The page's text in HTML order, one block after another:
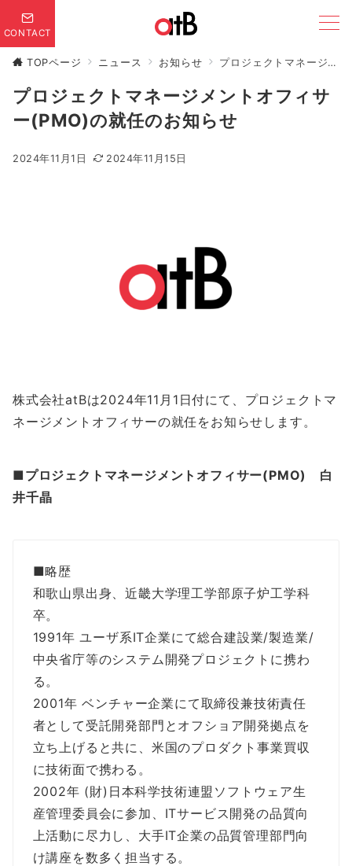
CONTACT
TOPページ ニュース お知らせ プロジェクトマネージメントオフィサー(PMO)の就任のお知らせ
プロジェクトマネージメントオフィサ
ー(PMO)の就任のお知らせ
2024年11月1日 2024年11月15日
株式会社atBは2024年11月1日付にて、プロジェクトマ
ネージメントオフィサーの就任をお知らせします。
■プロジェクトマネージメントオフィサー(PMO) 白
井千晶
■略歴
和歌山県出身、近畿大学理工学部原子炉工学科
卒。
1991年 ユーザ系IT企業にて総合建設業/製造業/
中央省庁等のシステム開発プロジェクトに携わ
る。
2001年 ベンチャー企業にて取締役兼技術責任
者として受託開発部門とオフショア開発拠点を
立ち上げると共に、米国のプロダクト事業買収
に技術面で携わる。
2002年 (財)日本科学技術連盟ソフトウェア生
産管理委員会に参加、ITサービス開発の品質向
上活動に尽力し、大手IT企業の品質管理部門向
け講座を数多く担当する。